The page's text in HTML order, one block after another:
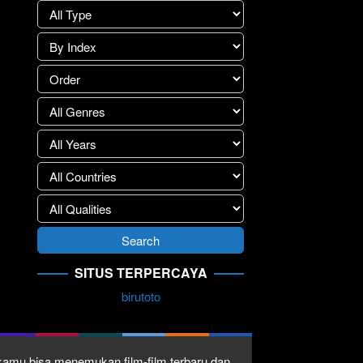
SITUS TERPERCAYA
birutoto